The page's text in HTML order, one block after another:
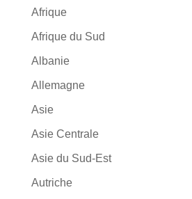
Afrique
Afrique du Sud
Albanie
Allemagne
Asie
Asie Centrale
Asie du Sud-Est
Autriche